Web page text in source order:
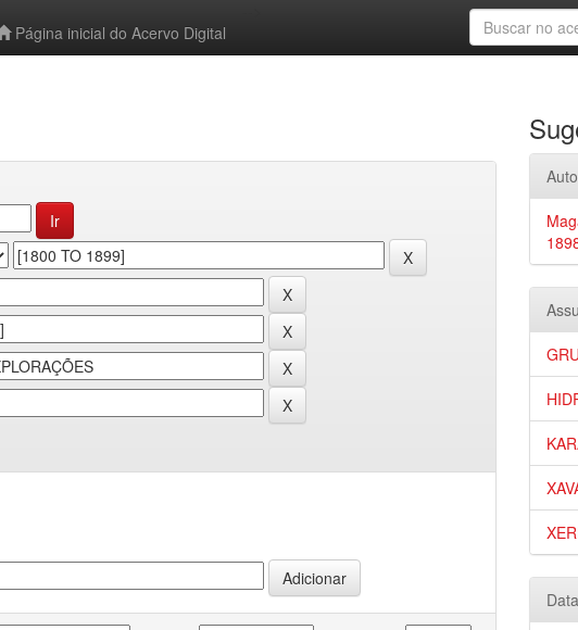
Página inicial do Acervo Digital